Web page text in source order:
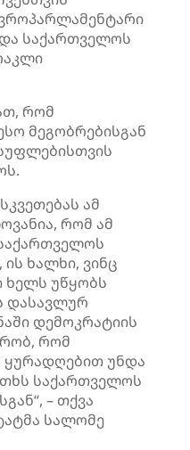
საქართველოს
რომ
მეგობრებისგან
ამ
რომ ამ
ხალხი, ვინც
ხელს უწყობს
დასავლურ
დემოკრატიის
რომ
უნდა
საქართველოს
– თქვა
სალომე